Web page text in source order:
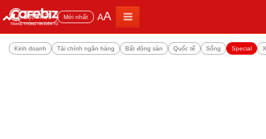
Đọc nhiều Mới nhất AA
Kinh doanh Tài chính ngân hàng Bất động sản Quốc tế Sống Special